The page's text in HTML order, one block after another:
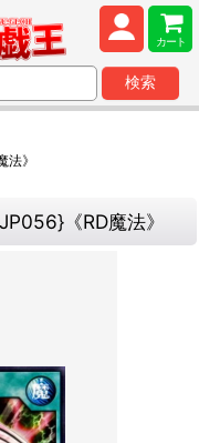
カート
検索
》
《RD魔法》